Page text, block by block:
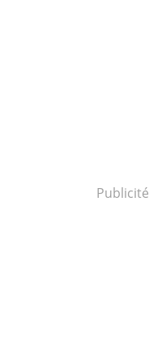
Publicité